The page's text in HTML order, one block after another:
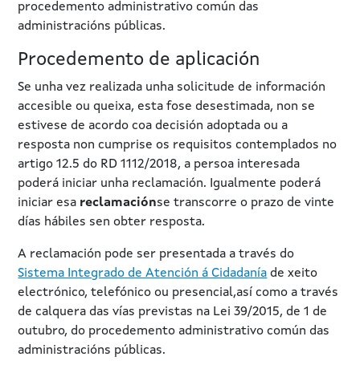
procedemento administrativo común das
administracións públicas.
Procedemento de aplicación
Se unha vez realizada unha solicitude de información
accesible ou queixa, esta fose desestimada, non se
estivese de acordo coa decisión adoptada ou a
resposta non cumprise os requisitos contemplados no
artigo 12.5 do RD 1112/2018, a persoa interesada
poderá iniciar unha reclamación. Igualmente poderá
iniciar esa reclamaciónse transcorre o prazo de vinte
días hábiles sen obter resposta.
A reclamación pode ser presentada a través do
Sistema Integrado de Atención á Cidadanía de xeito
electrónico, telefónico ou presencial,así como a través
de calquera das vías previstas na Lei 39/2015, de 1 de
outubro, do procedemento administrativo común das
administracións públicas.